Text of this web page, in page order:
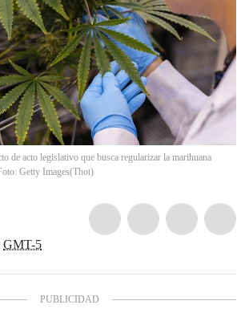
de acto legislativo que busca regularizar la marihuana
Getty Images(Thot)
GMT-5